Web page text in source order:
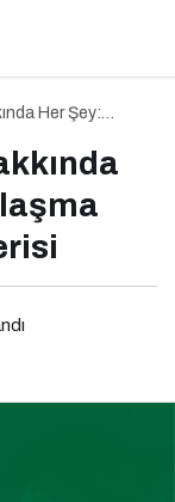
Her Şey: